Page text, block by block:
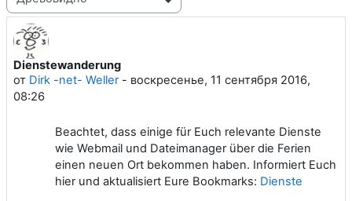
Dienstewanderung
от Dirk -net- Weller- воскресенье, 11 сентября 2016,
08:26
Количество ответов: 0
Beachtet, dass einige für Euch relevante Dienste
wie Webmail und Dateimanager über die Ferien
einen neuen Ort bekommen haben. Informiert Euch
hier und aktualisiert Eure Bookmarks: Dienste